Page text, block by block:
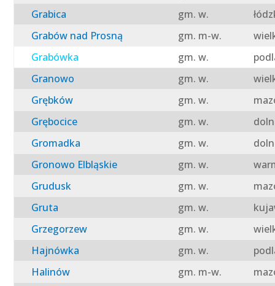
Grabica
gm. w.
Grabów nad Prosną
gm. m-w.
Grabówka
gm. w.
Granowo
gm. w.
Grębków
gm. w.
Grębocice
gm. w.
Gromadka
gm. w.
Gronowo Elbląskie
gm. w.
Grudusk
gm. w.
Gruta
gm. w.
Grzegorzew
gm. w.
Hajnówka
gm. w.
Halinów
gm. m-w.